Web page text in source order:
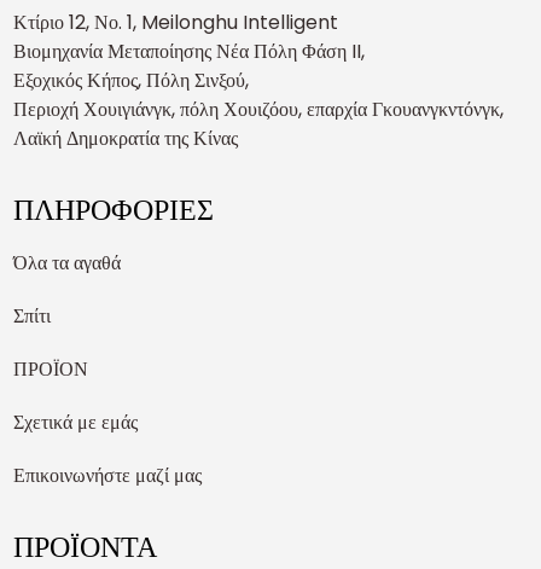
Κτίριο 12, Νο. 1, Meilonghu Intelligent
Βιομηχανία Μεταποίησης Νέα Πόλη Φάση II,
Εξοχικός Κήπος, Πόλη Σινξού,
Περιοχή Χουιγιάνγκ, πόλη Χουιζόου, επαρχία Γκουανγκντόνγκ,
Λαϊκή Δημοκρατία της Κίνας
ΠΛΗΡΟΦΟΡΙΕΣ
Όλα τα αγαθά
Σπίτι
ΠΡΟΪΟΝ
Σχετικά με εμάς
Επικοινωνήστε μαζί μας
ΠΡΟΪΟΝΤΑ